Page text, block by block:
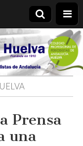
Prensa
una